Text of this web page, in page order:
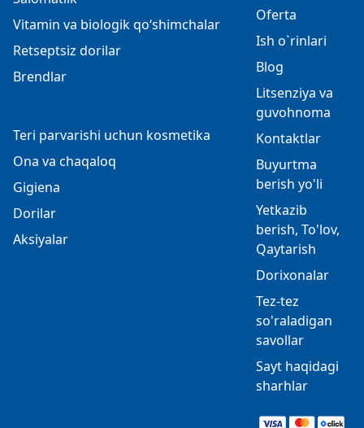
Vitamin va biologik qo‘shimchalar
Retseptsiz dorilar
Brendlar
Teri parvarishi uchun kosmetika
Ona va chaqaloq
Gigiena
Dorilar
Aksiyalar
Oferta
Ish o`rinlari
Blog
Litsenziya va
guvohnoma
Kontaktlar
Buyurtma
berish yo'li
Yetkazib
berish, To'lov,
Qaytarish
Dorixonalar
Tez-tez
so'raladigan
savollar
Sayt haqidagi
sharhlar